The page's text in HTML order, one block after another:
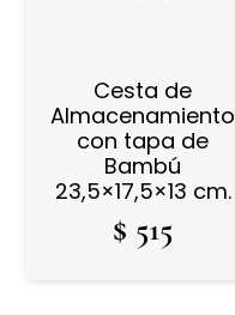
Cesta de
Almacenamiento
con tapa de
Bambú
23,5×17,5×13 cm.
$ 515